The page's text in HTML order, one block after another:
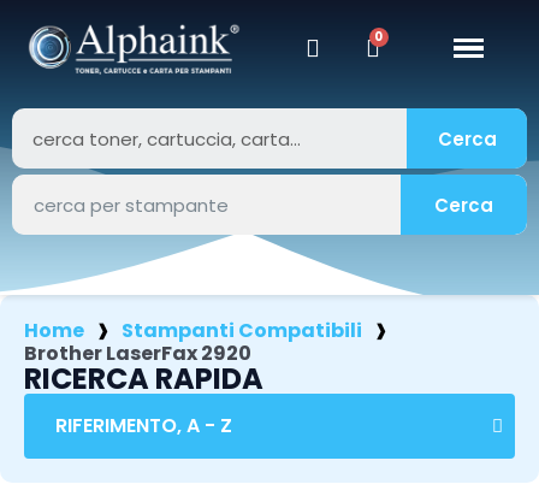
Cerca
Cerca
Home
Stampanti Compatibili
Brother LaserFax 2920
RICERCA RAPIDA